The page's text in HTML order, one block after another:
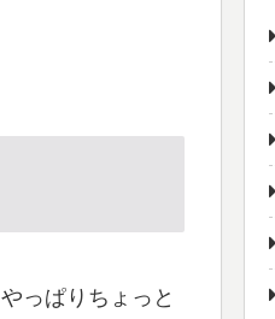
っぱりちょっと